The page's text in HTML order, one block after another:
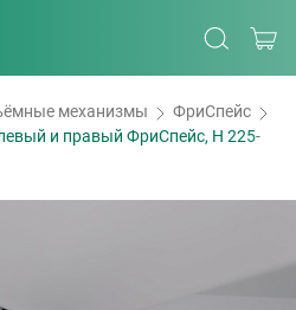
механизмы
ФриСпейс
и правый ФриСпейс, H 225-